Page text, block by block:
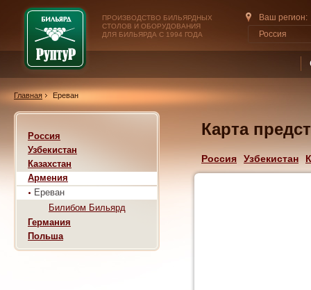
ПРОИЗВОДСТВО БИЛЬЯРДНЫХ
СТОЛОВ И ОБОРУДОВАНИЯ
ДЛЯ БИЛЬЯРДА С 1994 ГОДА
Ваш регион:
Россия
Главная Ереван
Россия
Узбекистан
Казахстан
Армения
Ереван
Билибом Бильярд
Германия
Польша
Карта
Россия Узбекистан